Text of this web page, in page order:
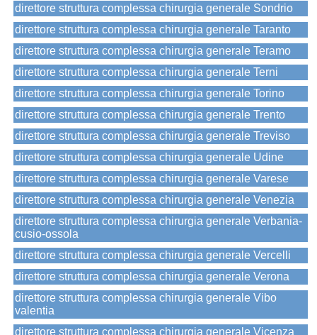
direttore struttura complessa chirurgia generale Sondrio
direttore struttura complessa chirurgia generale Taranto
direttore struttura complessa chirurgia generale Teramo
direttore struttura complessa chirurgia generale Terni
direttore struttura complessa chirurgia generale Torino
direttore struttura complessa chirurgia generale Trento
direttore struttura complessa chirurgia generale Treviso
direttore struttura complessa chirurgia generale Udine
direttore struttura complessa chirurgia generale Varese
direttore struttura complessa chirurgia generale Venezia
direttore struttura complessa chirurgia generale Verbania-
cusio-ossola
direttore struttura complessa chirurgia generale Vercelli
direttore struttura complessa chirurgia generale Verona
direttore struttura complessa chirurgia generale Vibo
valentia
direttore struttura complessa chirurgia generale Vicenza